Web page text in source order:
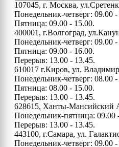
107045, г. Москва,
Понедельник-четверг: 09.00 -
Пятница: 09.00 - 15.00.
400001, г.Волгоград,
Понедельник-четверг: 09.00 -
Пятница: 09.00 - 16.00.
Перерыв: 13.00 - 13.45.
610017 г.Киров, ул.
Понедельник-четверг: 08.00 -
Пятница: 08.00 - 15.00.
Перерыв: 13.00 - 13.45.
628615, Ханты-Мансийский
Понедельник-пятница: 09.00
Перерыв: 13.00 - 13.45.
443100, г.Самара, ул.
Понедельник-четверг: 09.00 -